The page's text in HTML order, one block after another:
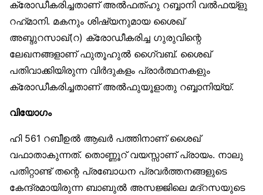
ക്രോഡീകരിച്ചതാണ് അൽഫത്ഹു റബ്ബാനി വൽഫയ്‌ളു
റഹ്‌മാനി. മകനും ശിഷ്യനുമായ ശൈഖ്
അബ്ദുറസാഖ്(റ) ക്രോഡീകരിച്ച ഗുരുവിന്റെ
ലേഖനങ്ങളാണ് ഫുതൂഹുൽ ഗൈ്വബ്. ശൈഖ്
പതിവാക്കിയിരുന്ന വിർദുകളം പ്രാർത്ഥനകളും
ക്രോഡീകരിച്ചതാണ് അൽഫുയൂളാതു റബ്ബാനിയ്യ്.
വിയോഗം
ഹി 561 റബീഉൽ ആഖർ പത്തിനാണ് ശൈഖ്
വഫാതാകുന്നത്. തൊണ്ണൂറ് വയസ്സാണ് പ്രായം. നാലു
പതിറ്റാണ്ട് തന്റെ പ്രബോധന പ്രവർത്തനങ്ങളുടെ
കേന്ദ്രമായിരുന്ന ബാബുൽ അസജ്ജിലെ മദ്‌റസയുടെ